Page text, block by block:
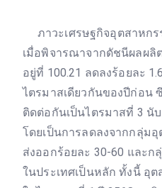
ภาวะเศรษฐกิจอุตสาหกร
เมื่อพิจารณาจากดัชนีผลผลิ
อยู่ที่ 100.21 ลดลงร้อยละ
ไตรมาสเดียวกันของปีก่อน
ติดต่อกันเป็นไตรมาสที่ 3 นั
โดยเป็นการลดลงจากกลุ่ม
ส่งออกร้อยละ 30-60 และ
ในประเทศเป็นหลัก ทั้งนี้ อุ